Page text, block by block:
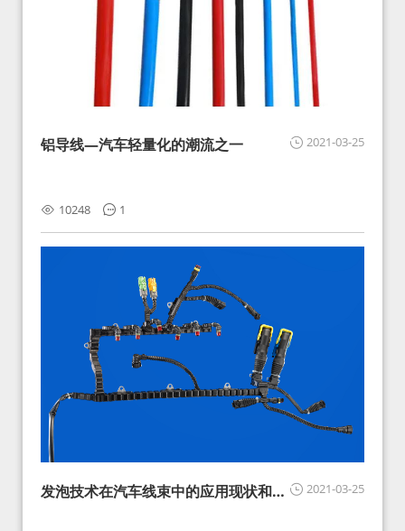
2021-03-25
铝导线—汽车轻量化的潮流之一
10248 1
2021-03-25
发泡技术在汽车线束中的应用现状和展